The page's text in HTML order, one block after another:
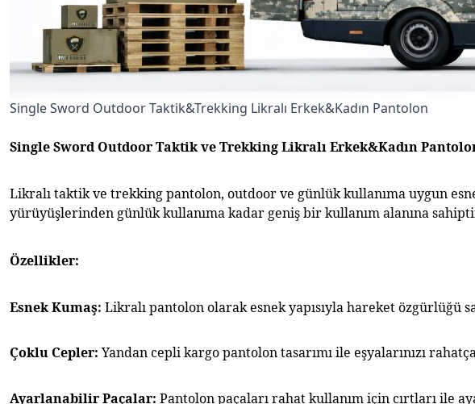
Single Sword Outdoor Taktik&Trekking Likralı Erkek&Kadın Pantolon
Single Sword Outdoor Taktik ve Trekking Likralı Erkek&Kadın
Likralı taktik ve trekking pantolon, outdoor ve günlük kullanıma uygun
yürüyüşlerinden günlük kullanıma kadar geniş bir kullanım alanına
Özellikler:
Esnek Kumaş: Likralı pantolon olarak esnek yapısıyla hareket özgürlüğü
Çoklu Cepler: Yandan cepli kargo pantolon tasarımı ile eşyalarınızı
Ayarlanabilir Paçalar: Pantolon paçaları rahat kullanım için cırtları ile